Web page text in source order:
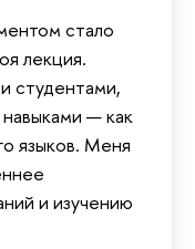
стало
лекция.
студентами,
— как
языков. Меня
и изучению